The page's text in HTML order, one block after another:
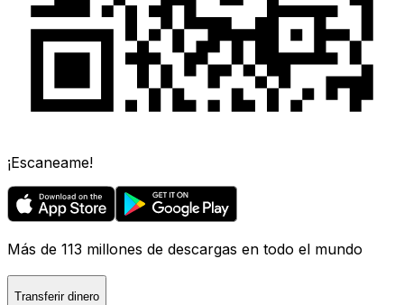
¡Escaneame!
Más de 113 millones de descargas en todo el mundo
Transferir dinero